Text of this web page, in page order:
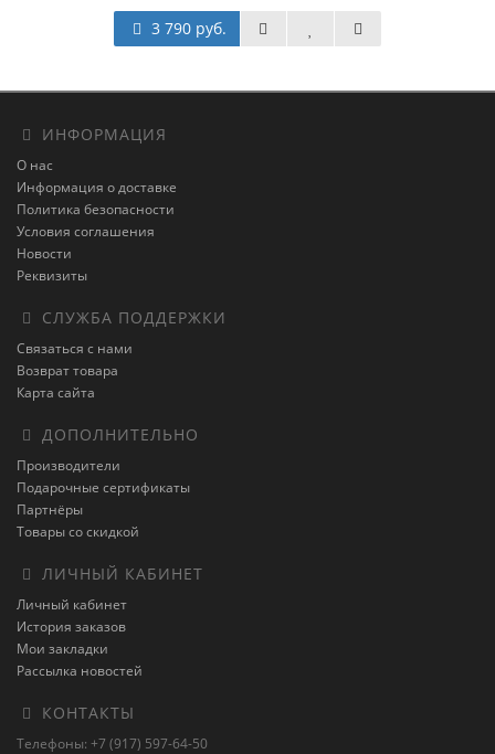
3 790 руб.
ИНФОРМАЦИЯ
О нас
Информация о доставке
Политика безопасности
Условия соглашения
Новости
Реквизиты
СЛУЖБА ПОДДЕРЖКИ
Связаться с нами
Возврат товара
Карта сайта
ДОПОЛНИТЕЛЬНО
Производители
Подарочные сертификаты
Партнёры
Товары со скидкой
ЛИЧНЫЙ КАБИНЕТ
Личный кабинет
История заказов
Мои закладки
Рассылка новостей
КОНТАКТЫ
Телефоны: +7 (917) 597-64-50